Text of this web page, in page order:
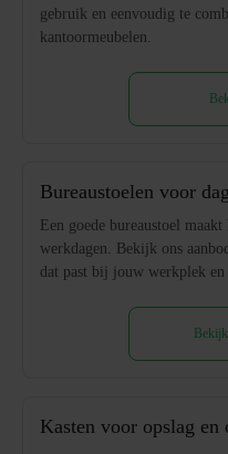
gebruik en eenvoudig te
kantoormeubelen.
Bureaustoelen voor
Een goede bureaustoel
werkdagen. Bekijk ons aanbod
dat past bij jouw werkplek
Kasten voor opslag en